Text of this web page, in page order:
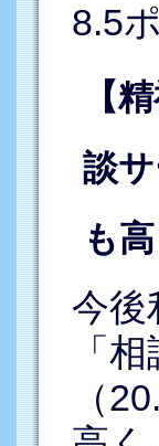
8.5
【
談
も
今後
「
（